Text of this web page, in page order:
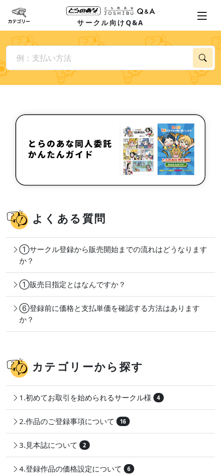
サークル向けQ&A
よくある質問
①サークル登録から販売開始までの流れはどうなります
か？
①販売日指定とはなんですか？
⑥登録前に価格と支払単価を確認する方法はあります
か？
カテゴリーから探す
1.初めてお取引を始められるサークル様 4
2.作品のご登録事項について 16
3.見本誌について 2
4.登録作品の価格設定について 6